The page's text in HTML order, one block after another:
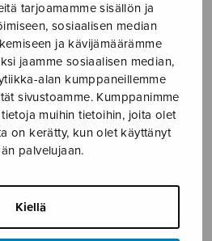
tarjoamamme sisällön ja
sosiaalisen median
ja kävijämäärämme
jaamme sosiaalisen median,
alan kumppaneillemme
sivustoamme. Kumppanimme
muihin tietoihin, joita olet
on kerätty, kun olet käyttänyt
palvelujaan.
Kiellä